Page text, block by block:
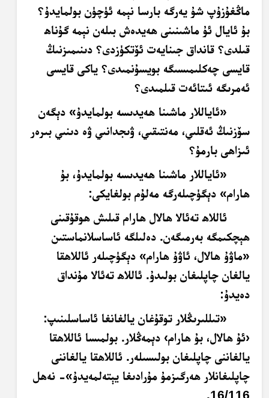
ماڭغۇزۇپ شۇ يەرگە بارسا نېمە ئۈچۈن بولمايدۇ؟
بۇ ئايال ئۇ ماشىنىنى ھەيدەش بىلەن نېمە گۇناھ
قىلدى؟ قانداق جىنايەت ئۆتكۈزدى؟ دىنىمىزنىڭ
قايسى چەكلىمىسىگە بويسۇنمىدى؟ ياكى قايسى
ئەمرىگە ئىتائەت قىلمىدى؟
«ئاياللار ماشىنا ھەيدىسە بولمايدۇ» دېگەن
سۆزنىڭ ئەقلىي، مەنتىقىي، ۋىجدانىي ۋە دىنىي بىرەر
ئىزاھى بارمۇ؟
«ئاياللار ماشىنا ھەيدىسە بولمايدۇ، بۇ
ھارام» دېگۈچىلەرگە مەلۇم بولغايكى:
ئاللاھ تەئالا ھالال ھارام قىلىش ھوقۇقىنى
ھېچكىمگە بەرمىگەن. دەلىلگە ئاساسلانماستىن
«ماۋۇ ھالال، ئاۋۇ ھارام» دېگۈچىلەر ئاللاھقا
يالغان چاپلىغان بولىدۇ. ئاللاھ تەئالا مۇنداق
دەيدۇ:
«تىللىرىڭلار توقۇغان يالغانغا ئاساسلىنىپ:
‹ئۇ ھالال، بۇ ھارام› دېمەڭلار. بولمىسا ئاللاھقا
يالغاننى چاپلىغان بولىسىلەر. ئاللاھقا يالغاننى
چاپلىغانلار ھەرگىزمۇ مۇرادىغا يېتەلمەيدۇ»- نەھل